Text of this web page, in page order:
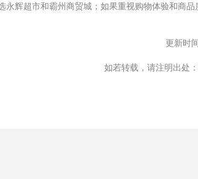
永辉超市和霸州商贸城；如果重视购物体验和商
更新时
如若转载，请注明出处